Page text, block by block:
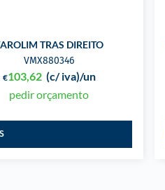
TRAS DIREITO
VMX880346
€103,62 (c/ iva)/un
pedir orçamento